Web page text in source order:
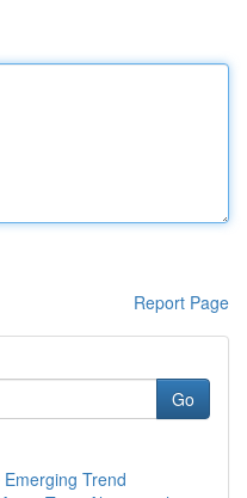
Report Page
Go
Trend